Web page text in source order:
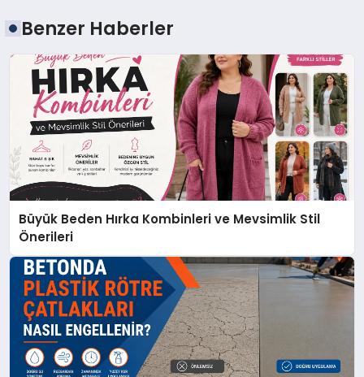
Benzer Haberler
Büyük Beden Hırka Kombinleri ve Mevsimlik Stil
Önerileri